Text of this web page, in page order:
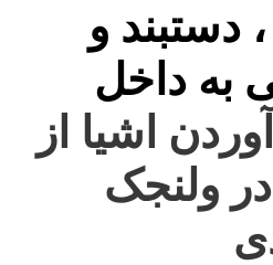
دستبند و
به داخل
اشیا از
ولنجک